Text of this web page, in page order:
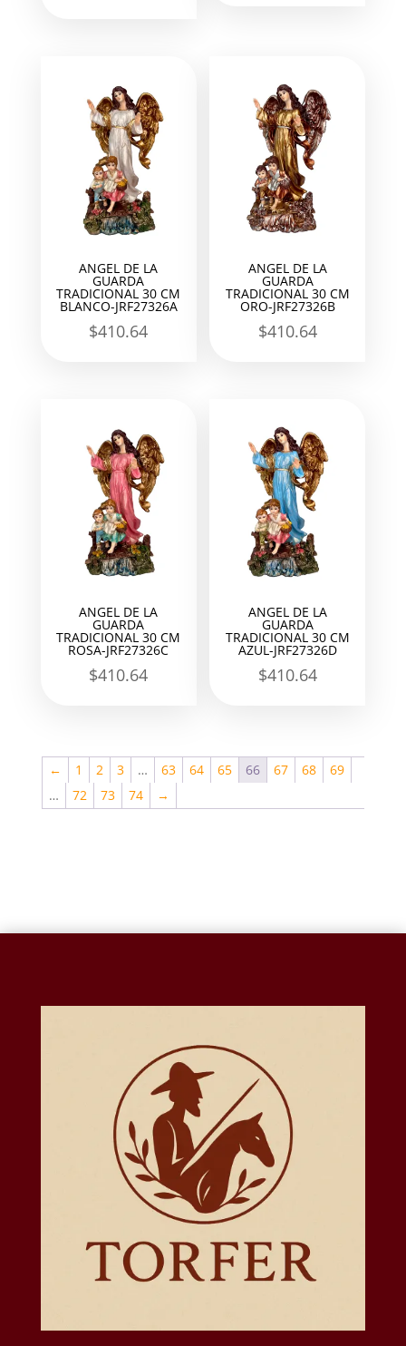
ANGEL DE LA
GUARDA
TRADICIONAL 30 CM
BLANCO-JRF27326A
$410.64
ANGEL DE LA
GUARDA
TRADICIONAL 30 CM
ORO-JRF27326B
$410.64
ANGEL DE LA
GUARDA
TRADICIONAL 30 CM
ROSA-JRF27326C
$410.64
ANGEL DE LA
GUARDA
TRADICIONAL 30 CM
AZUL-JRF27326D
$410.64
← 1 2 3 … 63 64 65 66 67 68
69
…
72 73 74 →